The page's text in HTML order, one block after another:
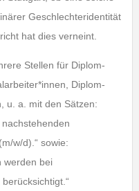
Geschlechteridentität
hat dies verneint.
Stellen für Diplom-
Diplom-
u. a. mit den Sätzen:
nachstehenden
w/d).“ sowie:
werden bei